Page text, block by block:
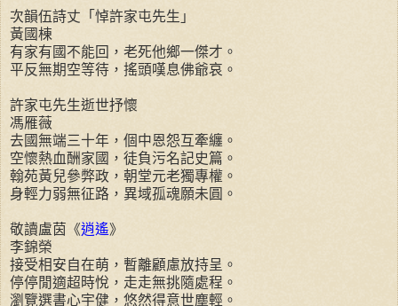
次韻伍詩丈「悼許家屯先生」
黃國棟
有家有國不能回，老死他鄉一傑才。
平反無期空等待，搖頭嘆息佛爺哀。
許家屯先生逝世抒懷
馮雁薇
去國無端三十年，個中恩怨互牽纏。
空懷熱血酬家國，徒負污名記史篇。
翰苑黃兒參弊政，朝堂元老獨專權。
身輕力弱無征路，異域孤魂願未圓。
敬讀盧茵《逍遙》
李錦榮
接受相安自在萌，暫離顧慮放持呈。
停停閒適超時悅，走走無挑隨處程。
瀏覽選書心宇健，悠然得意世塵輕。